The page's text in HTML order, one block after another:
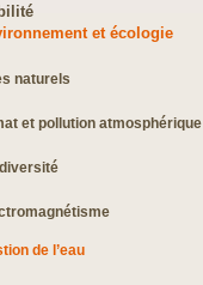
et écologie
naturels
et pollution atmosphérique
de l’eau